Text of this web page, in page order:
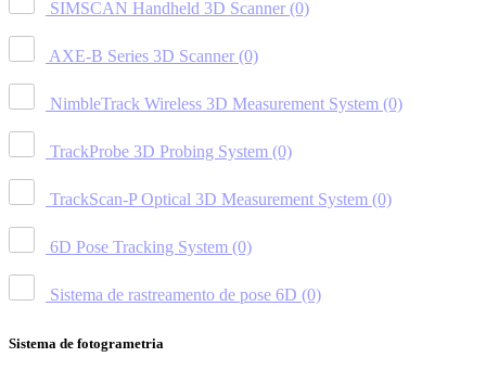
SIMSCAN Handheld 3D Scanner (0)
AXE-B Series 3D Scanner (0)
NimbleTrack Wireless 3D Measurement System (0)
TrackProbe 3D Probing System (0)
TrackScan-P Optical 3D Measurement System (0)
6D Pose Tracking System (0)
Sistema de rastreamento de pose 6D (0)
Sistema de fotogrametria